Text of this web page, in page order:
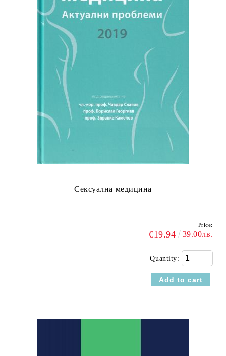
Сексуална медицина
Price:
€19.94 39.00лв.
Quantity: